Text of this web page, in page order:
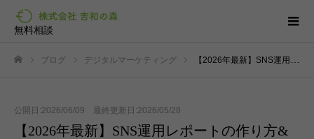
無料相談
ブログ デジタルマーケティング 【2026年最新】SNS運用レポートの作り方&無料テンプレート|記載項目からツールまでやさしく解説
公開日:2026/06/09 最終更新日:2026/05/28
【2026年最新】SNS運用レポートの作り方&